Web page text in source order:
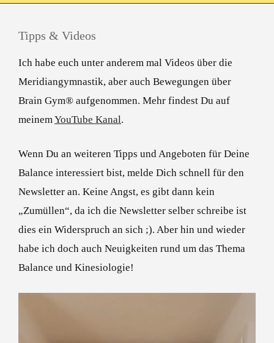
Tipps & Videos
Ich habe euch unter anderem mal Videos über die
Meridiangymnastik, aber auch Bewegungen über
Brain Gym® aufgenommen. Mehr findest Du auf
meinem YouTube Kanal.
Wenn Du an weiteren Tipps und Angeboten für Deine
Balance interessiert bist, melde Dich schnell für den
Newsletter an. Keine Angst, es gibt dann kein
„Zumüllen“, da ich die Newsletter selber schreibe ist
dies ein Widerspruch an sich ;). Aber hin und wieder
habe ich doch auch Neuigkeiten rund um das Thema
Balance und Kinesiologie!